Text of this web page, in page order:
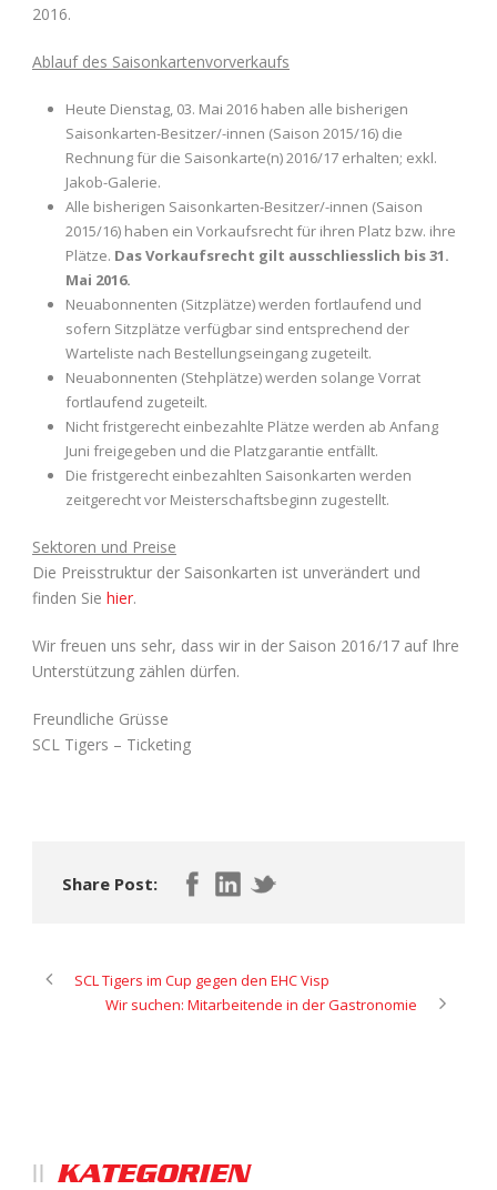
2016.
Ablauf des Saisonkartenvorverkaufs
Heute Dienstag, 03. Mai 2016 haben alle bisherigen
Saisonkarten-Besitzer/-innen (Saison 2015/16) die
Rechnung für die Saisonkarte(n) 2016/17 erhalten; exkl.
Jakob-Galerie.
Alle bisherigen Saisonkarten-Besitzer/-innen (Saison
2015/16) haben ein Vorkaufsrecht für ihren Platz bzw. ihre
Plätze. Das Vorkaufsrecht gilt ausschliesslich bis 31.
Mai 2016.
Neuabonnenten (Sitzplätze) werden fortlaufend und
sofern Sitzplätze verfügbar sind entsprechend der
Warteliste nach Bestellungseingang zugeteilt.
Neuabonnenten (Stehplätze) werden solange Vorrat
fortlaufend zugeteilt.
Nicht fristgerecht einbezahlte Plätze werden ab Anfang
Juni freigegeben und die Platzgarantie entfällt.
Die fristgerecht einbezahlten Saisonkarten werden
zeitgerecht vor Meisterschaftsbeginn zugestellt.
Sektoren und Preise
Die Preisstruktur der Saisonkarten ist unverändert und
finden Sie hier.
Wir freuen uns sehr, dass wir in der Saison 2016/17 auf Ihre
Unterstützung zählen dürfen.
Freundliche Grüsse
SCL Tigers – Ticketing
Share Post:
SCL Tigers im Cup gegen den EHC Visp
Wir suchen: Mitarbeitende in der Gastronomie
KATEGORIEN